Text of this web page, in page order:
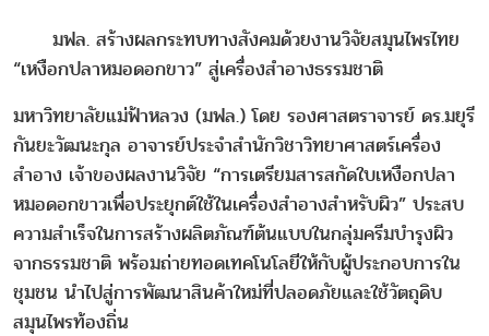
มฟล. สร้างผลกระทบทางสังคมด้วยงานวิจัยสมุนไพรไทย
“เหงือกปลาหมอดอกขาว” สู่เครื่องสำอางธรรมชาติ
มหาวิทยาลัยแม่ฟ้าหลวง (มฟล.) โดย รองศาสตราจารย์ ดร.มยุรี
กันยะวัฒนะกุล อาจารย์ประจำสำนักวิชาวิทยาศาสตร์เครื่อง
สำอาง เจ้าของผลงานวิจัย “การเตรียมสารสกัดใบเหงือกปลา
หมอดอกขาวเพื่อประยุกต์ใช้ในเครื่องสำอางสำหรับผิว” ประสบ
ความสำเร็จในการสร้างผลิตภัณฑ์ต้นแบบในกลุ่มครีมบำรุงผิว
จากธรรมชาติ พร้อมถ่ายทอดเทคโนโลยีให้กับผู้ประกอบการใน
ชุมชน นำไปสู่การพัฒนาสินค้าใหม่ที่ปลอดภัยและใช้วัตถุดิบ
สมุนไพรท้องถิ่น